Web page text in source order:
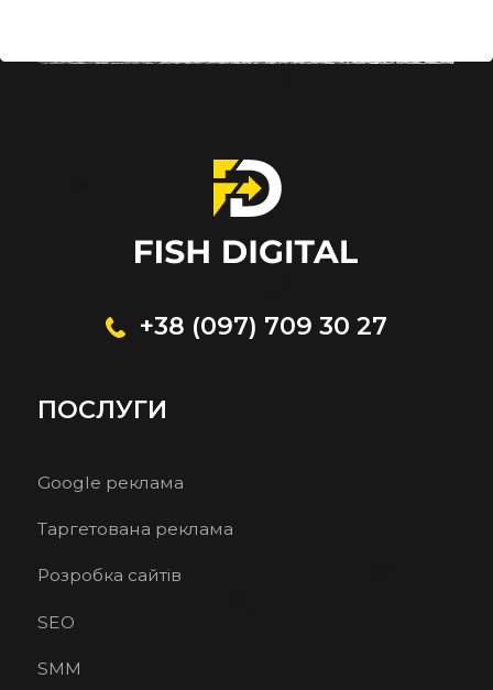
+38 (097) 709 30 27
ПОСЛУГИ
Google реклама
Таргетована реклама
Розробка сайтів
SEO
SMM